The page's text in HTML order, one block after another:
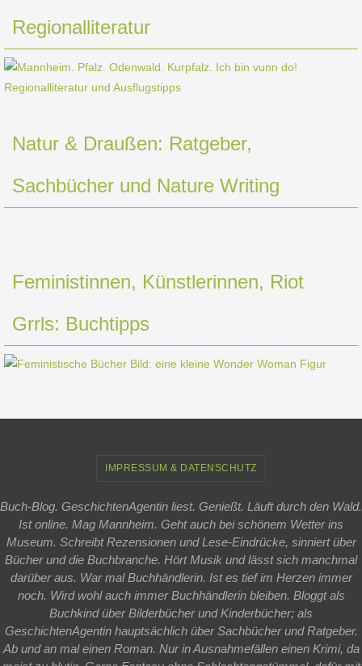
Regionalliteratur
Natur & Draußen: Ratgeber,
Sachbücher und Nature Writing
Feministinnen, Künstlerinnen, Riot
Grrls: Buchtipps
IMPRESSUM & DATENSCHUTZ
Buch-Blog. GeschichtenAgentin liest. Genießt. Läuft durch den Wald.
Ist online. Mag Mannheim. Geht auch bei schönem Wetter ins
Museum. Schreibt Rezensionen und Lese-Eindrücke, sinniert über
Bücher und die Buchbranche. Hört Musik und lässt sich manchmal
darüber aus. War mal Buchhändlerin. Ist es tief im Herzen immer
noch. Wird wohl auch immer Buchhändlerin bleiben. Bloggt als
Buchkind über Bilderbücher und Kinderbücher; als
GeschichtenAgentin hauptsächlich über Sachbücher und Ratgeber.
Ab und an mal einen Roman. Nur in Ausnahmefällen einen Krimi, da